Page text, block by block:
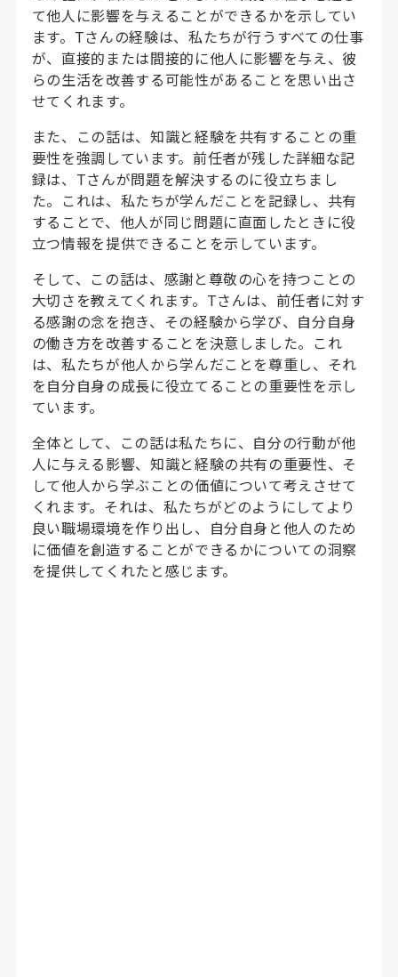
て他人に影響を与えることができるかを示してい
ます。Tさんの経験は、私たちが行うすべての仕事
が、直接的または間接的に他人に影響を与え、彼
らの生活を改善する可能性があることを思い出さ
せてくれます。
また、この話は、知識と経験を共有することの重
要性を強調しています。前任者が残した詳細な記
録は、Tさんが問題を解決するのに役立ちまし
た。これは、私たちが学んだことを記録し、共有
することで、他人が同じ問題に直面したときに役
立つ情報を提供できることを示しています。
そして、この話は、感謝と尊敬の心を持つことの
大切さを教えてくれます。Tさんは、前任者に対す
る感謝の念を抱き、その経験から学び、自分自身
の働き方を改善することを決意しました。これ
は、私たちが他人から学んだことを尊重し、それ
を自分自身の成長に役立てることの重要性を示し
ています。
全体として、この話は私たちに、自分の行動が他
人に与える影響、知識と経験の共有の重要性、そ
して他人から学ぶことの価値について考えさせて
くれます。それは、私たちがどのようにしてより
良い職場環境を作り出し、自分自身と他人のため
に価値を創造することができるかについての洞察
を提供してくれたと感じます。